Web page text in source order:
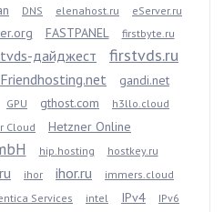
DNS elenahost.ru
eServer.ru
FASTPANEL
firstbyte.ru
дайджест firstvds.ru
Friendhosting.net
gandi.net
GPU gthost.com h3llo.cloud
Cloud Hetzner Online
hip.hosting
hostkey.ru
ihor ihor.ru immers.cloud
Services intel IPv4 IPv6